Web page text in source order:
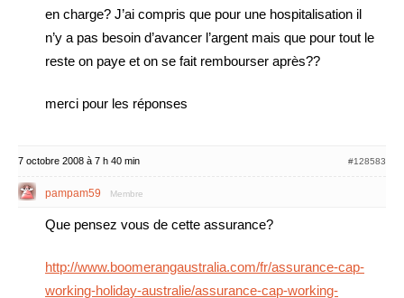
en charge? J’ai compris que pour une hospitalisation il
n’y a pas besoin d’avancer l’argent mais que pour tout le
reste on paye et on se fait rembourser après??
merci pour les réponses
7 octobre 2008 à 7 h 40 min #128583
pampam59 Membre
Que pensez vous de cette assurance?
http://www.boomerangaustralia.com/fr/assurance-cap-
working-holiday-australie/assurance-cap-working-